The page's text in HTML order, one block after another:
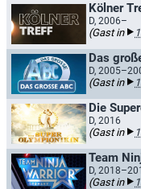
Kölner
D, 2006–
(Gast in
Das
D,
(Gast in
Die
D, 2016
(Gast in
Team
D,
(Gast in